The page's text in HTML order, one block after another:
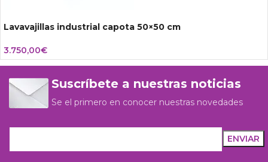
Lavavajillas industrial capota 50×50 cm
3.750,00€
Suscríbete a nuestras noticias
Se el primero en conocer nuestras novedades